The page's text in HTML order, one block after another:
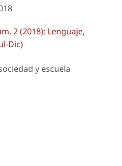
2 (2018): Lenguaje,
Dic)
y escuela